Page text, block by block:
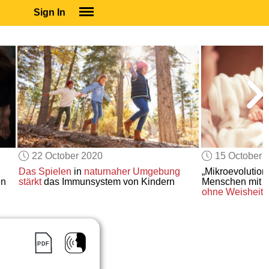
Sign In
SUBSCRIBE
EDUCATIONAL LICENSES
GIFT CARDS
OTHER LANGUAGES
ABOUT US
ALEXA
ADJUST COLORS
22 October 2020
Das Spielen in naturnaher Umgebung
stärktdas Immunsystem von Kindern
15 October
Menschen mit
ohne